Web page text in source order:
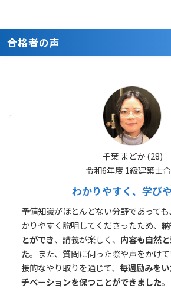
合格者の声
千葉 まどか (28)
令和6年度 1級建築士
わかりやすく、学び
予備知識がほとんどない分野であって
かりやすく説明してくださったため、
とができ、講義が楽しく、 内容も自然
た。また、質問に伺った際や声をかけ
接的なやり取りを通じて、 毎週励みを
チベーションを保つことができました。